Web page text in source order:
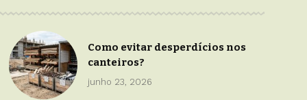
Como evitar desperdícios nos
canteiros?
junho 23, 2026